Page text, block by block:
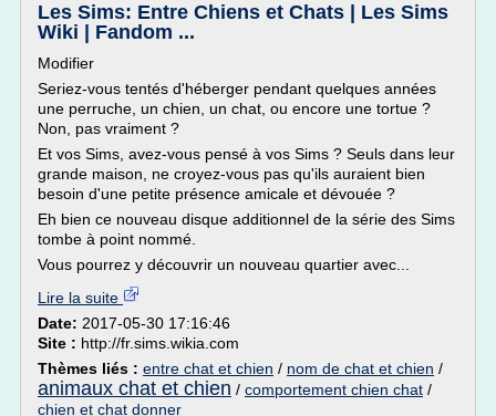
Les Sims: Entre Chiens et Chats | Les Sims
Wiki | Fandom ...
Modifier
Seriez-vous tentés d'héberger pendant quelques années
une perruche, un chien, un chat, ou encore une tortue ?
Non, pas vraiment ?
Et vos Sims, avez-vous pensé à vos Sims ? Seuls dans leur
grande maison, ne croyez-vous pas qu'ils auraient bien
besoin d'une petite présence amicale et dévouée ?
Eh bien ce nouveau disque additionnel de la série des Sims
tombe à point nommé.
Vous pourrez y découvrir un nouveau quartier avec...
Lire la suite
Date: 2017-05-30 17:16:46
Site : http://fr.sims.wikia.com
Thèmes liés : entre chat et chien / nom de chat et chien /
animaux chat et chien / comportement chien chat /
chien et chat donner